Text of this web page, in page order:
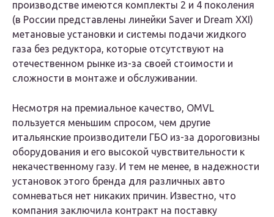
производстве имеются комплекты 2 и 4 поколения
(в России представлены линейки Saver и Dream XXI)
метановые установки и системы подачи жидкого
газа без редуктора, которые отсутствуют на
отечественном рынке из-за своей стоимости и
сложности в монтаже и обслуживании.
Несмотря на премиальное качество, OMVL
пользуется меньшим спросом, чем другие
итальянские производители ГБО из-за дороговизны
оборудования и его высокой чувствительности к
некачественному газу. И тем не менее, в надежности
установок этого бренда для различных авто
сомневаться нет никаких причин. Известно, что
компания заключила контракт на поставку